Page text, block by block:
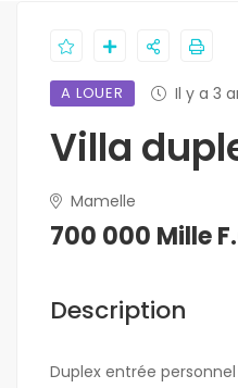
A LOUER Il y a 3
Villa
Mamelle
700 000 Mille
Description
Duplex entrée